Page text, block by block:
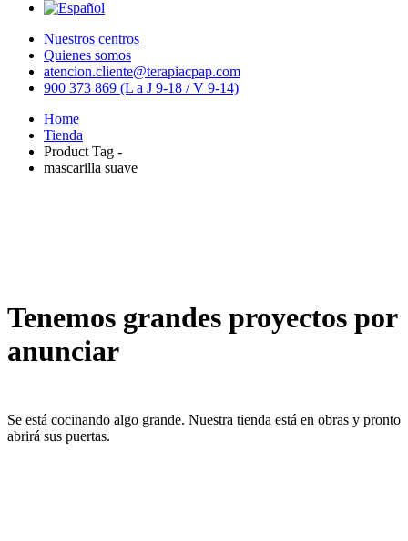
Nuestros centros
Quienes somos
atencion.cliente@terapiacpap.com
900 373 869 (L a J 9-18 / V 9-14)
Home
Tienda
Product Tag -
mascarilla suave
Tenemos grandes proyectos por
anunciar
Se está cocinando algo grande. Nuestra tienda está en obras y pronto
abrirá sus puertas.